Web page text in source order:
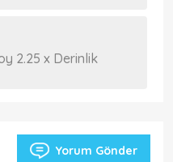
2.25 x Derinlik
Yorum Gönder